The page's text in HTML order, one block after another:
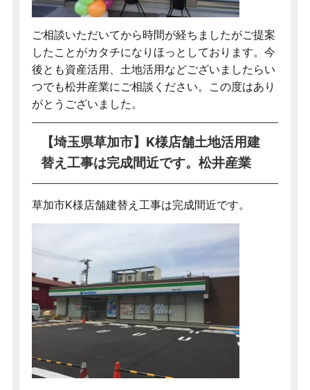
ご相談いただいてから時間が経ちましたがご提案
したことがカタチになりほっとしております。今
後とも資産活用、土地活用などございましたらい
つでも松井産業にご相談ください。この度はあり
がとうございました。
【埼玉県草加市】K様店舗土地活用建
替え工事は完成間近です。松井産業
草加市K様店舗建替え工事は完成間近です。